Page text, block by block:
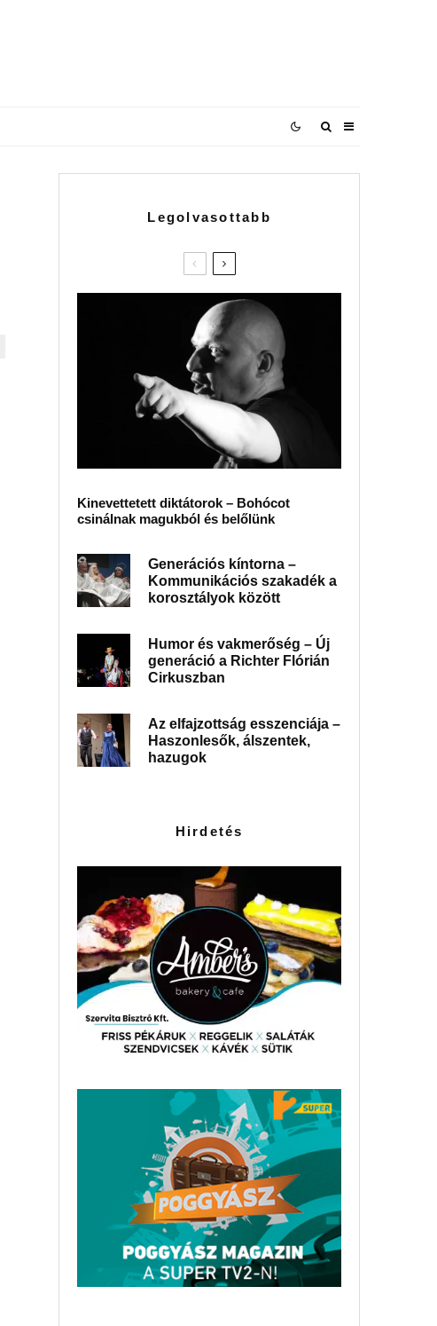
Legolvasottabb
Kinevettetett diktátorok – Bohócot
csinálnak magukból és belőlünk
Generációs kíntorna –
Kommunikációs szakadék a
korosztályok között
Humor és vakmerőség – Új
generáció a Richter Flórián
Cirkuszban
Az elfajzottság esszenciája –
Haszonlesők, álszentek,
hazugok
Hirdetés